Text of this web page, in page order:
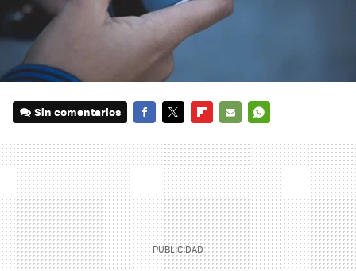
Sin comentarios
MAIL